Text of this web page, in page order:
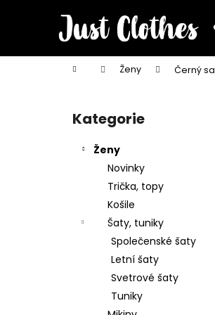
Domů Ženy Černý
Přeskočit
kategorie
Kategorie
Ženy
Novinky
Trička, topy
Košile
Šaty, tuniky
Společenské šaty
Letní šaty
Svetrové šaty
Tuniky
í
Zpět
do
Zpět
do